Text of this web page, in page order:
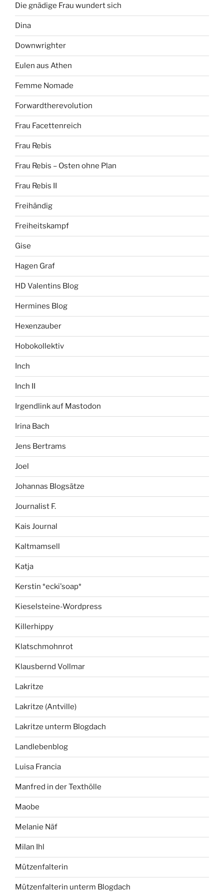
Die gnädige Frau wundert sich
Dina
Downwrighter
Eulen aus Athen
Femme Nomade
Forwardtherevolution
Frau Facettenreich
Frau Rebis
Frau Rebis – Osten ohne Plan
Frau Rebis II
Freihändig
Freiheitskampf
Gise
Hagen Graf
HD Valentins Blog
Hermines Blog
Hexenzauber
Hobokollektiv
Inch
Inch II
Irgendlink auf Mastodon
Irina Bach
Jens Bertrams
Joel
Johannas Blogsätze
Journalist F.
Kais Journal
Kaltmamsell
Katja
Kerstin *ecki'soap*
Kieselsteine-Wordpress
Killerhippy
Klatschmohnrot
Klausbernd Vollmar
Lakritze
Lakritze (Antville)
Lakritze unterm Blogdach
Landlebenblog
Luisa Francia
Manfred in der Texthölle
Maobe
Melanie Näf
Milan Ihl
Mützenfalterin
Mützenfalterin unterm Blogdach